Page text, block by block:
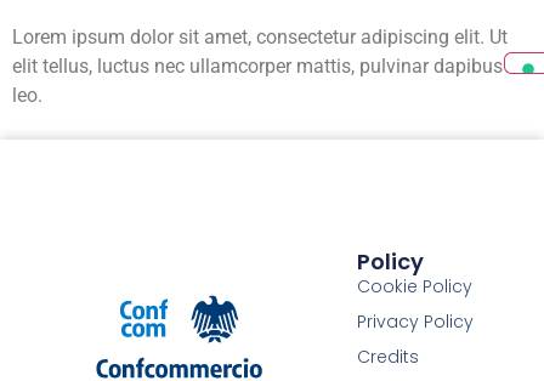
Lorem ipsum dolor sit amet, consectetur adipiscing elit. Ut
elit tellus, luctus nec ullamcorper mattis, pulvinar dapibus
leo.
Policy
Cookie Policy
Privacy Policy
Credits